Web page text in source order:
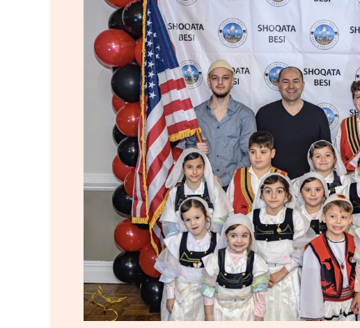
2023
Festa
Flamurit
Nëntori”
Celebration